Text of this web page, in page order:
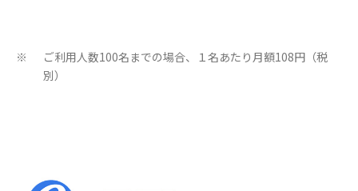
※
ご利用人数100名までの場合、１名あたり月額108円（税
別）